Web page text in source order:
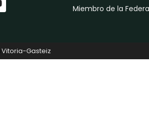
Miembro de la
Vitoria-Gasteiz